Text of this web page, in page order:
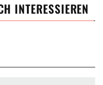
INTERESSIEREN